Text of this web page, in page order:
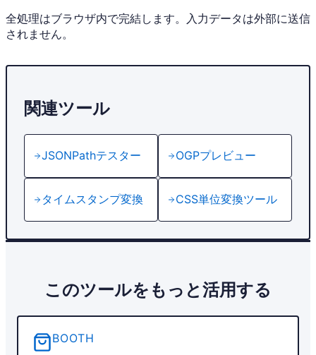
全処理はブラウザ内で完結します。入力データは外部に送信
されません。
関連ツール
JSONPathテスター OGPプレビュー
タイムスタンプ変換 CSS単位変換ツール
このツールをもっと活用する
BOOTH